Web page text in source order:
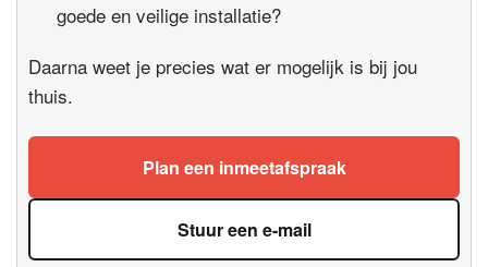
goede en veilige installatie?
Daarna weet je precies wat er mogelijk is bij jou
thuis.
Plan een inmeetafspraak
Stuur een e-mail